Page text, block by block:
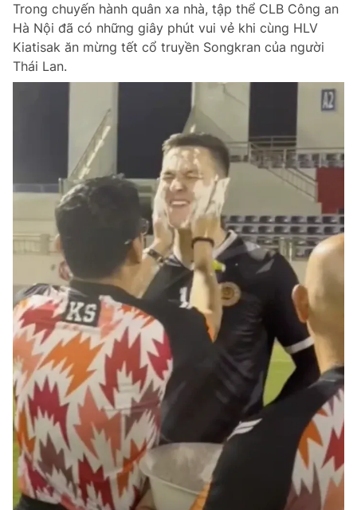
Chuyên mục khác
Chào ngày mới
Tin thị trường Tin 360
Magazine
Sản phẩm khác
Tiện ích Bạn cần biết
Thông tin tòa soạn Liên hệ quảng cáo
Đọc Thanh Niên trên điện thoại
Tin đã lưu
Tin đã xem
Trong chuyến hành quân xa nhà, tập thể CLB Công an
Hà Nội đã có những giây phút vui vẻ khi cùng HLV
Kiatisak ăn mừng tết cổ truyền Songkran của người
Thái Lan.